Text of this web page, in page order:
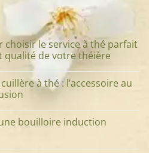
choisir le service à thé parfait
qualité de votre théière
à thé : l’accessoire au
bouilloire induction